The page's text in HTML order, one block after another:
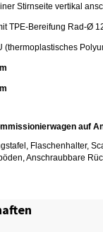
Stirnseite vertikal
TPE-Bereifung Rad-Ø
(thermoplastisches
auf
Flaschenhalter,
Anschraubbare